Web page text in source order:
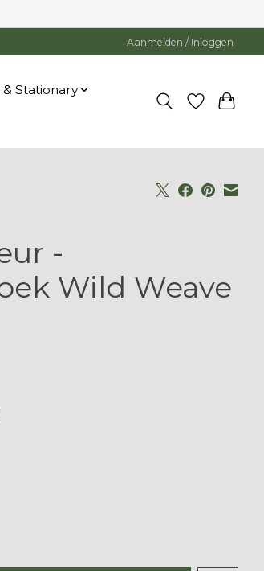
Aanmelden / Inloggen
& Stationary
-
Wild Weave
dit product is